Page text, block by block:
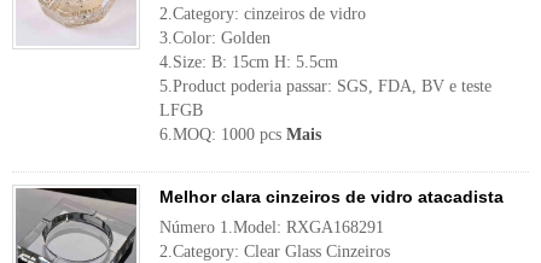
2.Category: cinzeiros de vidro
3.Color: Golden
4.Size: B: 15cm H: 5.5cm
5.Product poderia passar: SGS, FDA, BV e teste
LFGB
6.MOQ: 1000 pcs Mais
Melhor clara cinzeiros de vidro atacadista
Número 1.Model: RXGA168291
2.Category: Clear Glass Cinzeiros